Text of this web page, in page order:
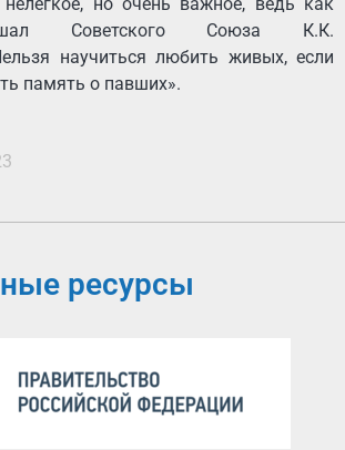
Советского Союза К.К.
научиться любить живых, если
память о павших».
ресурсы